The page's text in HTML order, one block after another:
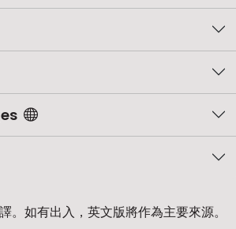
。如有出入，英文版將作為主要來源。